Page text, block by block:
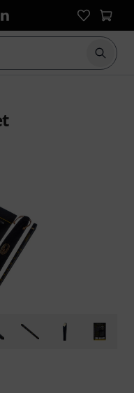
Start
92 kundebedømmelser